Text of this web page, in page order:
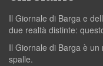
Il Giornale di Barga e
due realtà distinte:
Il Giornale di Barga è
spalle.